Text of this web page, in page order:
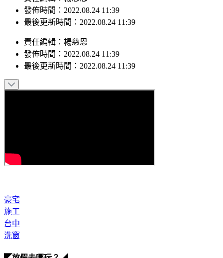
發佈時間：2022.08.24 11:39
最後更新時間：2022.08.24 11:39
責任編輯 ： 楊慈恩
發佈時間： 2022.08.24 11:39
最後更新時間： 2022.08.24 11:39
豪宅
施工
台中
洗窗